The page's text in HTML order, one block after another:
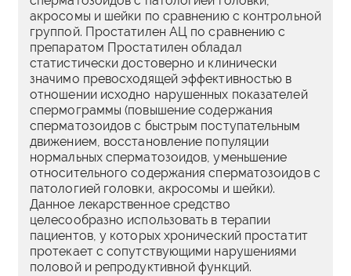
акросомы и шейки по сравнению с контрольной
группой. Простатилен АЦ по сравнению с
препаратом Простатилен обладал
статистически достоверно и клинически
значимо превосходящей эффективностью в
отношении исходно нарушенных показателей
спермограммы (повышение содержания
сперматозоидов с быстрым поступательным
движением, восстановление популяции
нормальных сперматозоидов, уменьшение
относительного содержания сперматозоидов с
патологией головки, акросомы и шейки).
Данное лекарственное средство
целесообразно использовать в терапии
пациентов, у которых хронический простатит
протекает с сопутствующими нарушениями
половой и репродуктивной функций.